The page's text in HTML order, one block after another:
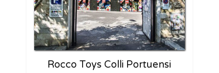
Rocco Toys Colli Portuensi